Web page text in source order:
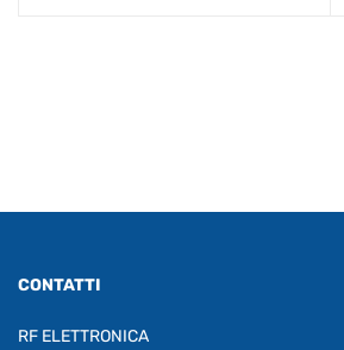
CONTATTI
RF ELETTRONICA